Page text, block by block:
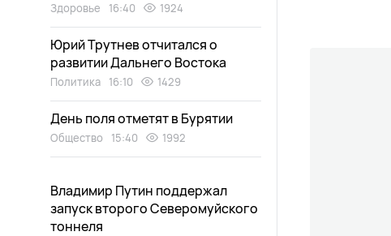
Здоровье 16:40 1924
Юрий Трутнев отчитался о
развитии Дальнего Востока
Политика 16:10 1429
День поля отметят в Бурятии
Общество 15:40 1992
Владимир Путин поддержал
запуск второго Северомуйского
тоннеля